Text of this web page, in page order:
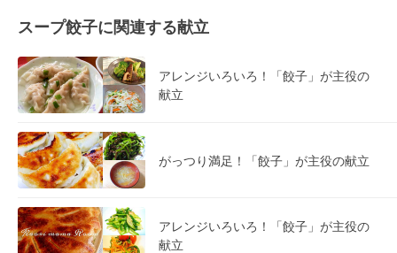
スープ餃子に関連する献立
アレンジいろいろ！「餃子」が主役の
献立
がっつり満足！「餃子」が主役の献立
アレンジいろいろ！「餃子」が主役の
献立